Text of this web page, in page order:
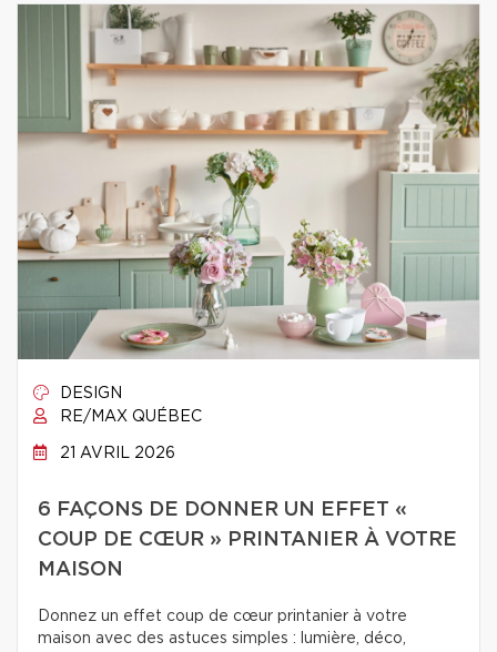
DESIGN
RE/MAX QUÉBEC
21 AVRIL 2026
6 FAÇONS DE DONNER UN EFFET «
COUP DE CŒUR » PRINTANIER À VOTRE
MAISON
Donnez un effet coup de cœur printanier à votre
maison avec des astuces simples : lumière, déco,